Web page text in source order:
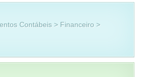
Contábeis > Financeiro >